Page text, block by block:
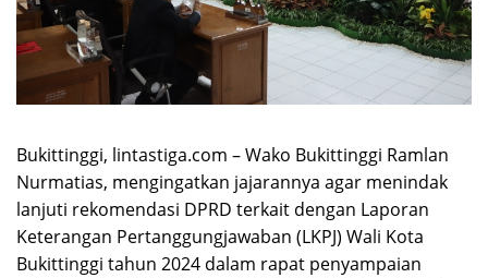
Bukittinggi, lintastiga.com – Wako Bukittinggi Ramlan
Nurmatias, mengingatkan jajarannya agar menindak
lanjuti rekomendasi DPRD terkait dengan Laporan
Keterangan Pertanggungjawaban (LKPJ) Wali Kota
Bukittinggi tahun 2024 dalam rapat penyampaian